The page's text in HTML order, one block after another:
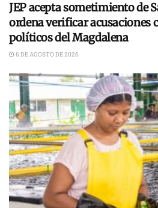
JEP acepta sometimiento de
ordena verificar acusaciones
políticos del Magdalena
6 DE AGOSTO DE 2026